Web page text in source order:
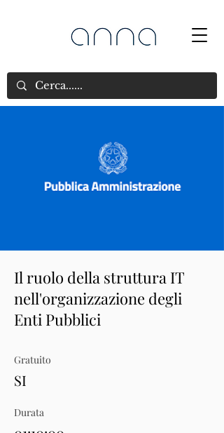
Il ruolo della struttura IT
nell'organizzazione degli
Enti Pubblici
Gratuito
SI
Durata